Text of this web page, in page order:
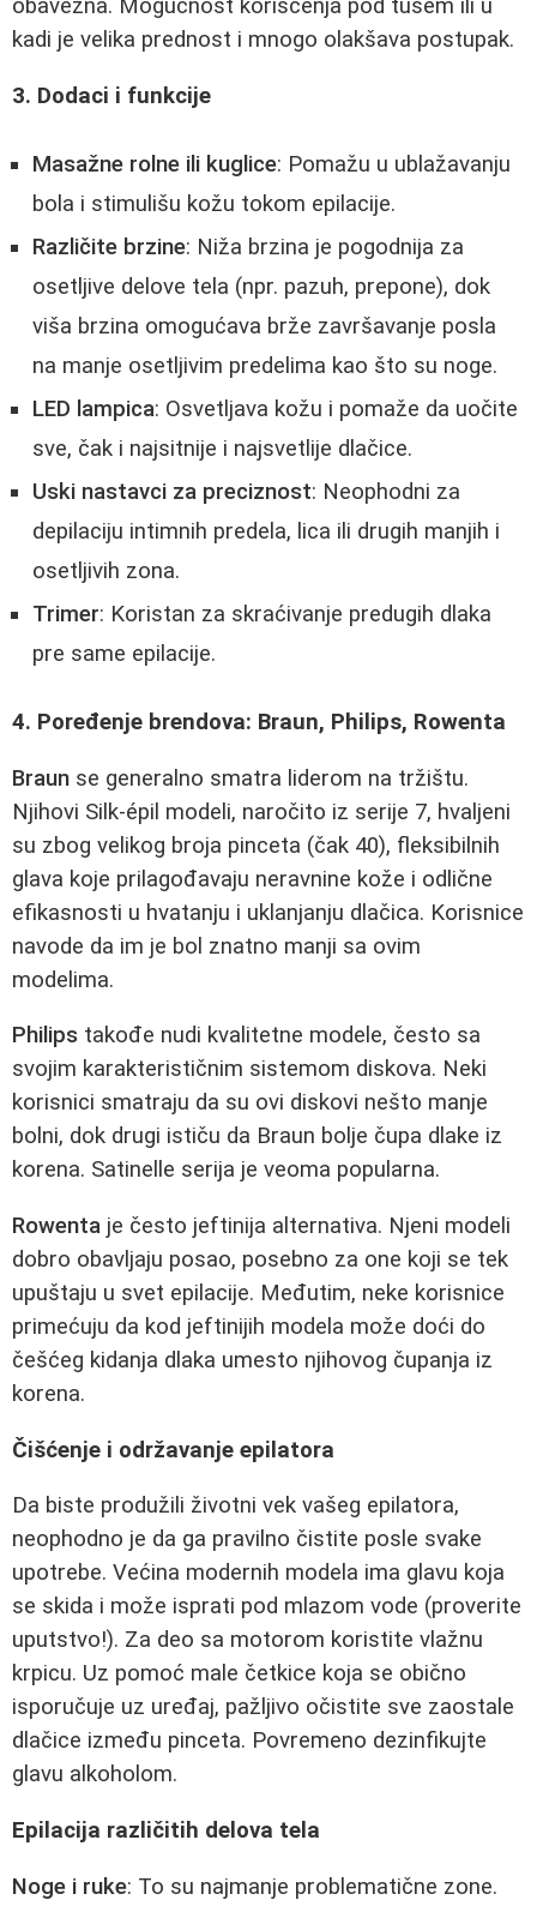
obavezna. Mogućnost korišćenja pod tušem ili u
kadi je velika prednost i mnogo olakšava postupak.
3. Dodaci i funkcije
Masažne rolne ili kuglice: Pomažu u ublažavanju
bola i stimulišu kožu tokom epilacije.
Različite brzine: Niža brzina je pogodnija za
osetljive delove tela (npr. pazuh, prepone), dok
viša brzina omogućava brže završavanje posla
na manje osetljivim predelima kao što su noge.
LED lampica: Osvetljava kožu i pomaže da uočite
sve, čak i najsitnije i najsvetlije dlačice.
Uski nastavci za preciznost: Neophodni za
depilaciju intimnih predela, lica ili drugih manjih i
osetljivih zona.
Trimer: Koristan za skraćivanje predugih dlaka
pre same epilacije.
4. Poređenje brendova: Braun, Philips, Rowenta
Braun se generalno smatra liderom na tržištu.
Njihovi Silk-épil modeli, naročito iz serije 7, hvaljeni
su zbog velikog broja pinceta (čak 40), fleksibilnih
glava koje prilagođavaju neravnine kože i odlične
efikasnosti u hvatanju i uklanjanju dlačica. Korisnice
navode da im je bol znatno manji sa ovim
modelima.
Philips takođe nudi kvalitetne modele, često sa
svojim karakterističnim sistemom diskova. Neki
korisnici smatraju da su ovi diskovi nešto manje
bolni, dok drugi ističu da Braun bolje čupa dlake iz
korena. Satinelle serija je veoma popularna.
Rowenta je često jeftinija alternativa. Njeni modeli
dobro obavljaju posao, posebno za one koji se tek
upuštaju u svet epilacije. Međutim, neke korisnice
primećuju da kod jeftinijih modela može doći do
češćeg kidanja dlaka umesto njihovog čupanja iz
korena.
Čišćenje i održavanje epilatora
Da biste produžili životni vek vašeg epilatora,
neophodno je da ga pravilno čistite posle svake
upotrebe. Većina modernih modela ima glavu koja
se skida i može isprati pod mlazom vode (proverite
uputstvo!). Za deo sa motorom koristite vlažnu
krpicu. Uz pomoć male četkice koja se obično
isporučuje uz uređaj, pažljivo očistite sve zaostale
dlačice između pinceta. Povremeno dezinfikujte
glavu alkoholom.
Epilacija različitih delova tela
Noge i ruke: To su najmanje problematične zone.